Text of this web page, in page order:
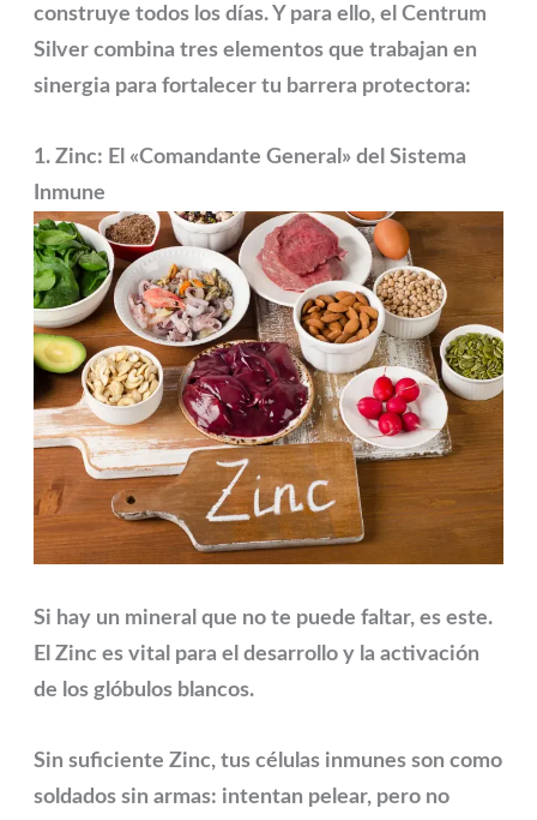
construyetodos los días. Y para ello, el Centrum
Silver combina tres elementos que trabajan en
sinergia para fortalecer tu barrera protectora:
1. Zinc: El «Comandante General» del Sistema
Inmune
Si hay un mineral que no te puede faltar, es este.
ElZinc es vital para el desarrollo y la activación
de los glóbulos blancos.
Sin suficiente Zinc, tus células inmunes son como
soldados sin armas: intentan pelear, pero no